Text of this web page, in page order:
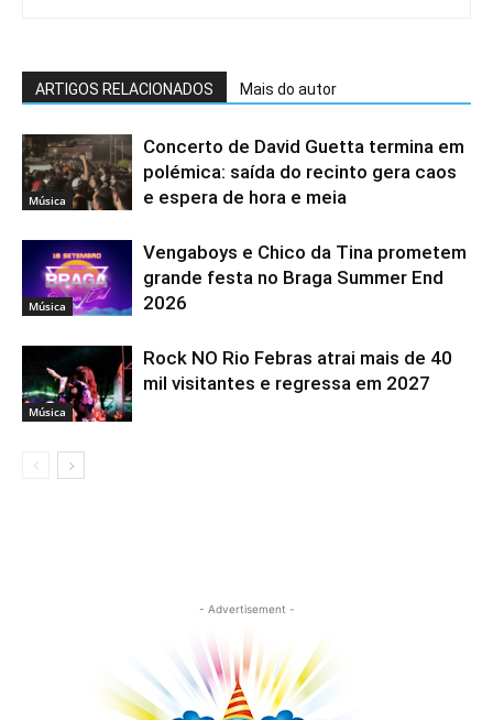
ARTIGOS RELACIONADOS Mais do autor
Música
Concerto de David Guetta termina em
polémica: saída do recinto gera caos
e espera de hora e meia
Música
Vengaboys e Chico da Tina prometem
grande festa no Braga Summer End
2026
Música
Rock NO Rio Febras atrai mais de 40
mil visitantes e regressa em 2027
- Advertisement -